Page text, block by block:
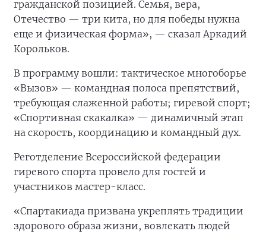
гражданской позицией. Семья, вера,
Отечество — три кита, но для победы нужна
еще и физическая форма», — сказал Аркадий
Корольков.
В программу вошли: тактическое многоборье
«Вызов» — командная полоса препятствий,
требующая слаженной работы; гиревой спорт;
«Спортивная скакалка» — динамичный этап
на скорость, координацию и командный дух.
Реготделение Всероссийской федерации
гиревого спорта провело для гостей и
участников мастер-класс.
«Спартакиада призвана укреплять традиции
здорового образа жизни, вовлекать людей